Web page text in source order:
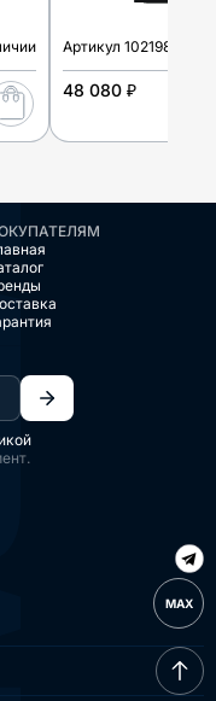
Артикул 102198
48 080 ₽
MAX